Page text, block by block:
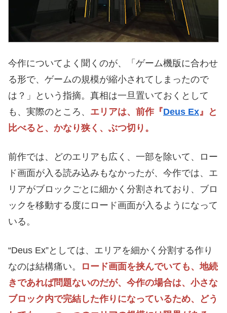
今作についてよく聞くのが、「ゲーム機版に合わせ
る形で、ゲームの規模が縮小されてしまったので
は？」という指摘。真相は一旦置いておくとして
も、実際のところ、 エリアは、前作『Deus Ex 』と
比べると、かなり狭く、ぶつ切り。
前作では、どのエリアも広く、一部を除いて、ロー
ド画面が入る読み込みもなかったが、今作では、エ
リアがブロックごとに細かく分割されており、ブロ
ックを移動する度にロード画面が入るようになって
いる。
“Deus Ex”としては、エリアを細かく分割する作り
なのは結構痛い。
ロード画面を挟んでいても、地続
きであれば問題ないのだが、今作の場合は、小さな
ブロック内で完結した作りになっているため、どう